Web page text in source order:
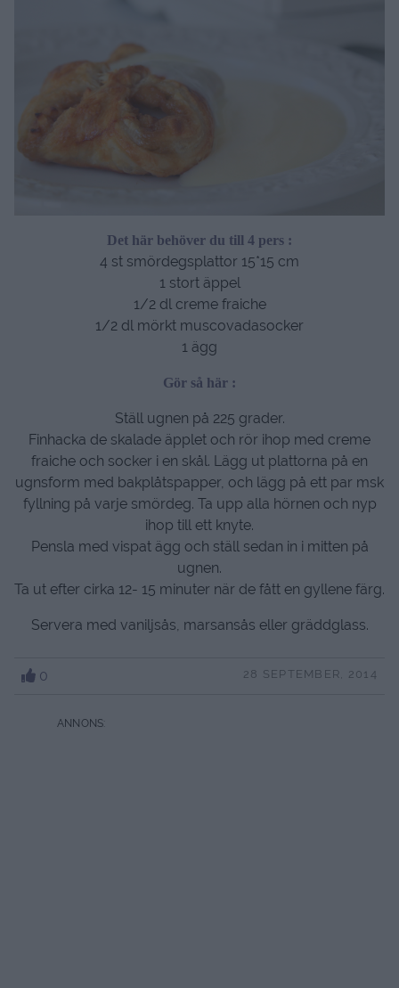
Det här behöver du till 4 pers :
4 st smördegsplattor 15*15 cm
1 stort äppel
1/2 dl creme fraiche
1/2 dl mörkt muscovadasocker
1 ägg
Gör så här :
Ställ ugnen på 225 grader.
Finhacka de skalade äpplet och rör ihop med creme
fraiche och socker i en skål. Lägg ut plattorna på en
ugnsform med bakplåtspapper, och lägg på ett par msk
fyllning på varje smördeg. Ta upp alla hörnen och nyp
ihop till ett knyte.
Pensla med vispat ägg och ställ sedan in i mitten på
ugnen.
Ta ut efter cirka 12- 15 minuter när de fått en gyllene färg.
Servera med vaniljsås, marsansås eller gräddglass.
0 28 SEPTEMBER, 2014